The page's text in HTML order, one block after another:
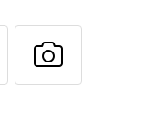
receita a
esta
Falar
Fez